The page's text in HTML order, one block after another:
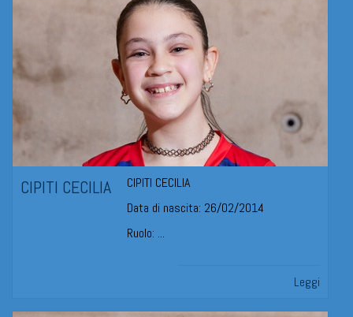
CIPITI CECILIA
CIPITI CECILIA
Data di nascita: 26/02/2014
Ruolo: ...
Leggi